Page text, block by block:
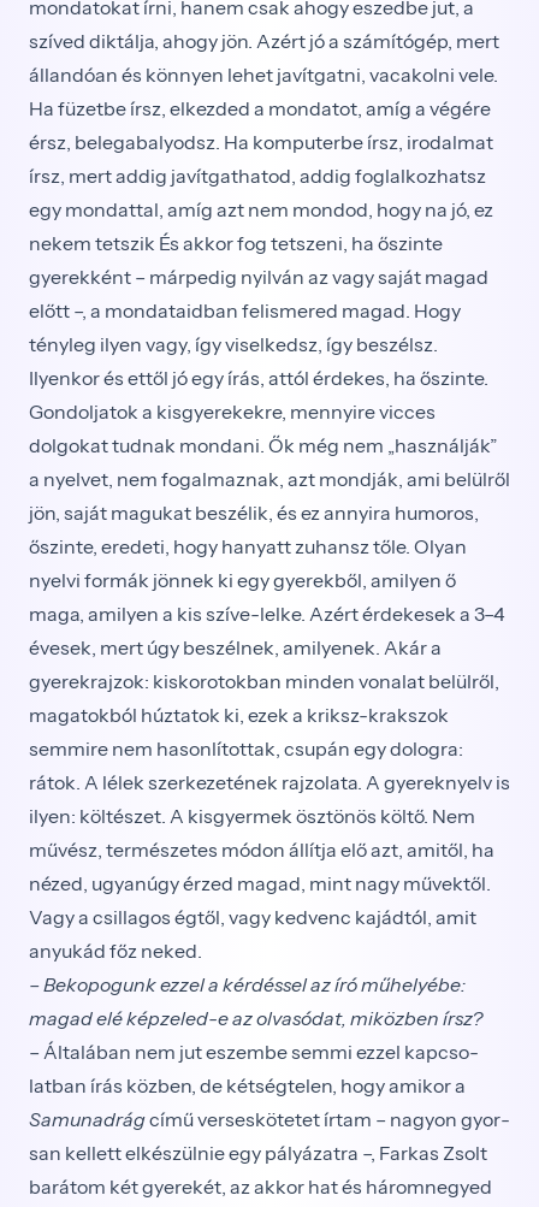
mon­datokat írni, hanem csak ahogy eszedbe jut, a
szíved diktálja, ahogy jön. Azért jó a számítógép, mert
állan­dóan és könnyen lehet javítgatni, vacakolni vele.
Ha füzetbe írsz, elkezded a mondatot, amíg a végére
érsz, belegabalyodsz. Ha komputerbe írsz, irodalmat
írsz, mert addig javítgathatod, addig foglalkozhatsz
egy mondattal, amíg azt nem mondod, hogy na jó, ez
nekem tetszik És akkor fog tetszeni, ha őszinte
gyerek­ként – márpedig nyilván az vagy saját magad
előtt –, a mondataidban felismered magad. Hogy
tényleg ilyen vagy, így viselkedsz, így beszélsz.
Ilyenkor és ettől jó egy írás, attól érdekes, ha őszinte.
Gondoljatok a kis­gyerekekre, mennyire vicces
dolgokat tudnak monda­ni. Ők még nem „használják”
a nyelvet, nem fogal­maznak, azt mondják, ami belülről
jön, saját magukat beszélik, és ez annyira humoros,
őszinte, eredeti, hogy hanyatt zuhansz tőle. Olyan
nyelvi formák jönnek ki egy gyerekből, amilyen ő
maga, amilyen a kis szíve-lelke. Azért érdekesek a 3–4
évesek, mert úgy beszél­nek, amilyenek. Akár a
gyerekrajzok: kiskorotokban minden vonalat belülről,
magatokból húztatok ki, ezek a kriksz-krakszok
semmire nem hasonlítottak, csupán egy dologra:
rátok. A lélek szerkezetének raj­zolata. A gyereknyelv is
ilyen: költészet. A kisgyermek ösztönös költő. Nem
művész, természetes módon ál­lítja elő azt, amitől, ha
nézed, ugyanúgy érzed magad, mint nagy művektől.
Vagy a csillagos égtől, vagy ked­venc kajádtól, amit
anyukád főz neked.
– Bekopogunk ezzel a kérdéssel az író műhelyébe:
magad elé képzeled-e az olvasódat, miközben írsz?
– Általában nem jut eszembe semmi ezzel kapcso­
latban írás közben, de kétségtelen, hogy amikor a
Samunadrágcímű verseskötetet írtam – nagyon gyor­
san kellett elkészülnie egy pályázatra –, Farkas Zsolt
barátom két gyerekét, az akkor hat és háromnegyed